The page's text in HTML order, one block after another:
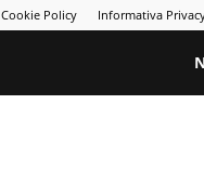
Cookie Policy Informativa